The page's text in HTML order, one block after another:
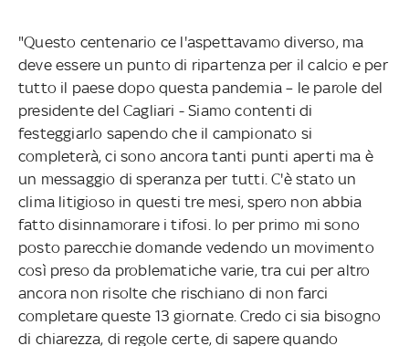
"Questo centenario ce l'aspettavamo diverso, ma
deve essere un punto di ripartenza per il calcio e per
tutto il paese dopo questa pandemia – le parole del
presidente del Cagliari - Siamo contenti di
festeggiarlo sapendo che il campionato si
completerà, ci sono ancora tanti punti aperti ma è
un messaggio di speranza per tutti. C'è stato un
clima litigioso in questi tre mesi, spero non abbia
fatto disinnamorare i tifosi. Io per primo mi sono
posto parecchie domande vedendo un movimento
così preso da problematiche varie, tra cui per altro
ancora non risolte che rischiano di non farci
completare queste 13 giornate. Credo ci sia bisogno
di chiarezza, di regole certe, di sapere quando